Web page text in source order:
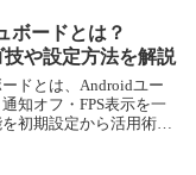
ボードとは？
や設定方法を解説
ドとは、Androidユー
知オフ・FPS表示を一
初期設定から活用術ま